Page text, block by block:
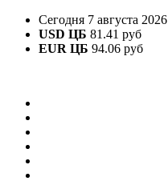
Сегодня 7 августа 2026
USD ЦБ 81.41 руб
EUR ЦБ 94.06 руб